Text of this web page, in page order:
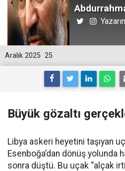
25
Aralık 2025
Büyük gözaltı
Libya askeri heyetini taşıyan
Esenboğa’dan dönüş yolunda
sonra düştü. Bu uçak “alçak